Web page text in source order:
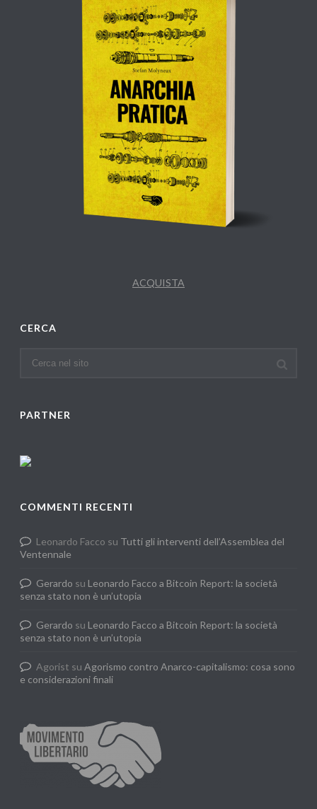
ACQUISTA
CERCA
PARTNER
COMMENTI RECENTI
Leonardo Facco su Tutti gli interventi dell’Assemblea del
Ventennale
Gerardo su Leonardo Facco a Bitcoin Report: la società
senza stato non è un’utopia
Gerardo su Leonardo Facco a Bitcoin Report: la società
senza stato non è un’utopia
Agorist suAgorismo contro Anarco-capitalismo: cosa sono
e considerazioni finali